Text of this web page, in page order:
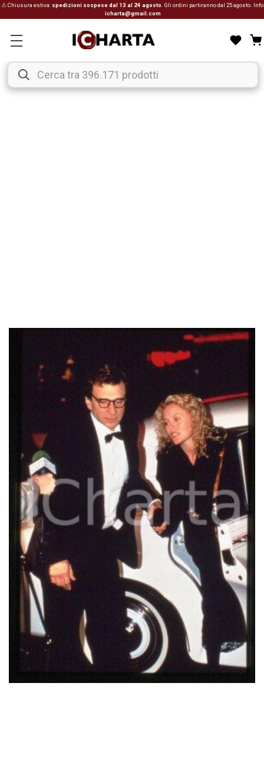
⚠ Chiusura estiva: spedizioni sospese dal 13 al 24 agosto . Gli ordini partiranno dal 25 agosto. Info:
icharta@gmail.com